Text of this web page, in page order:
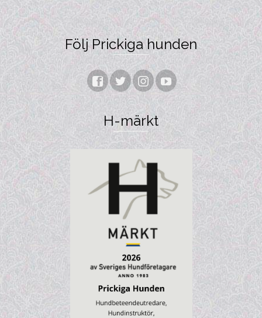
Följ Prickiga hunden
H-märkt